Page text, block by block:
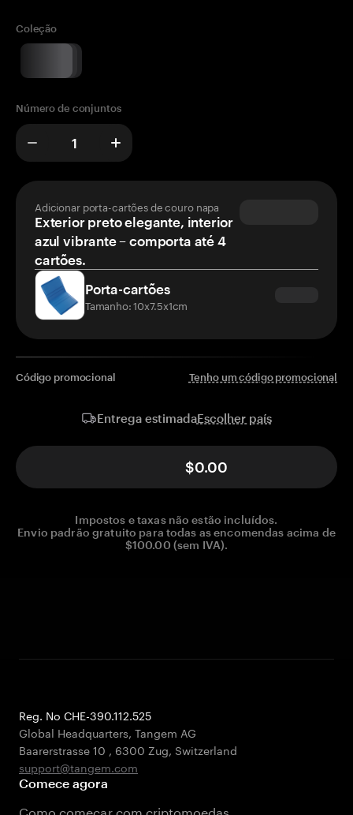
Coleção
Número de conjuntos
Adicionar porta-cartões de couro napa
Exterior preto elegante, interior
azul vibrante – comporta até 4
cartões.
Porta-cartões
Tamanho: 10x7.5x1cm
Código promocional Tenho um código promocional
Entrega estimadaEscolher país
$0.00
Impostos e taxas não estão incluídos.
Envio padrão gratuito para todas as encomendas acima de
$100.00 (sem IVA).
Reg. No CHE-390.112.525
Global Headquarters, Tangem AG
Baarerstrasse 10 , 6300 Zug, Switzerland
support@tangem.com
Comece agora
Como começar com criptomoedas